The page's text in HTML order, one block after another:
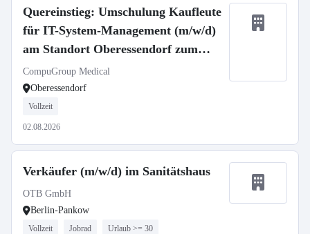
Quereinstieg: Umschulung Kaufleute
für IT-System-Management (m/w/d)
am Standort Oberessendorf zum
01.09.2026
CompuGroup Medical
Oberessendorf
Vollzeit
02.08.2026
Verkäufer (m/w/d) im Sanitätshaus
OTB GmbH
Berlin-Pankow
Vollzeit Jobrad Urlaub >= 30